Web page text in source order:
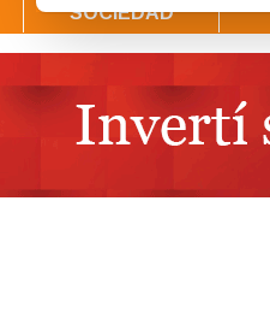
SOCIEDAD